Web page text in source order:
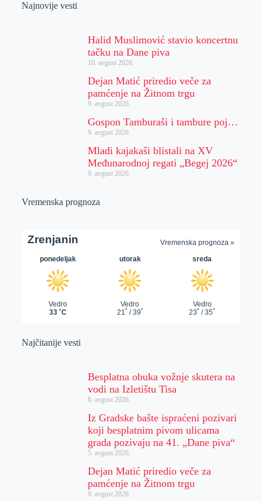
Najnovije vesti
Halid Muslimović stavio koncertnu
tačku na Dane piva
10. avgust 2026.
Dejan Matić priredio veče za
pamćenje na Žitnom trgu
9. avgust 2026.
Gospon Tamburaši i tambure poj…
9. avgust 2026.
Mladi kajakaši blistali na XV
Međunarodnoj regati „Begej 2026“
9. avgust 2026.
Vremenska prognoza
Najčitanije vesti
Besplatna obuka vožnje skutera na
vodi na Izletištu Tisa
6. avgust 2026.
Iz Gradske bašte ispraćeni pozivari
koji besplatnim pivom ulicama
grada pozivaju na 41. „Dane piva“
5. avgust 2026.
Dejan Matić priredio veče za
pamćenje na Žitnom trgu
9. avgust 2026.